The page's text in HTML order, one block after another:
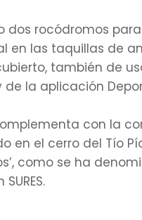
dos rocódromos
en las taquillas de
también de
la aplicación
con la
el cerro del Tío
como se ha